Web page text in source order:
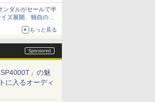
DPAは1500円
ンダルがセールで半
ズ展開、独自のク
もっと見る
SP4000T」の魅
に入るオーディ